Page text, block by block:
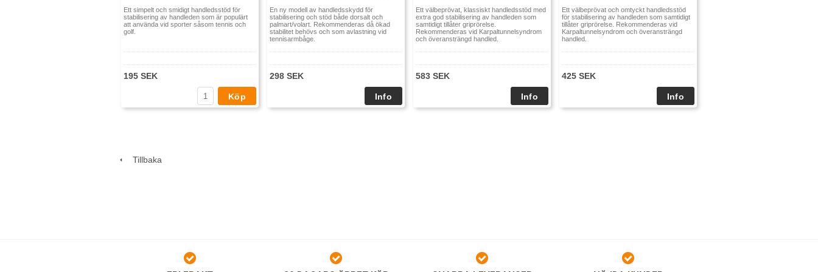
Manex Radius Lång finns i 5 storlekar och för höger respektive vänster
hand. Se nedan hur du mäter och väljer rätt storlek för dig.Mät omkretsen
(i centimer) på din handled och välj rätt storlek i tabellen nedan.
Ett simpelt och smidigt handledsstöd för
stabilisering av handleden som är populärt
att använda vid sporter såsom tennis och
golf.
195 SEK
Köp
En ny modell av handledsskydd för
stabilisering och stöd både dorsalt och
palmart/volart. Rekommenderas då ökad
stabilitet behövs och som avlastning vid
tennisarmbåge.
298 SEK
Ett välbeprövat, klassiskt handledsstöd med
extra god stabilisering av handleden som
samtidigt tillåter griprörelse.
Rekommenderas vid Karpaltunnelsyndrom
och överansträngd handled.
583 SEK
Ett välbeprövat och omtyckt handledsstöd
för stabilisering av handleden som samtidigt
tillåter griprörelse. Rekommenderas vid
Karpaltunnelsyndrom och överansträngd
handled.
425 SEK
Tillbaka